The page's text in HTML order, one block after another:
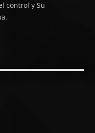
control y Su